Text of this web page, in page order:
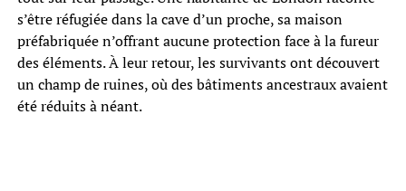
s’être réfugiée dans la cave d’un proche, sa maison
préfabriquée n’offrant aucune protection face à la fureur
des éléments. À leur retour, les survivants ont découvert
un champ de ruines, où des bâtiments ancestraux avaient
été réduits à néant.